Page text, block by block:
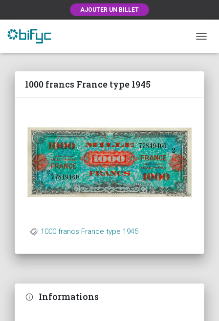
AJOUTER UN BILLET
1000 francs France type 1945
1000 francs France type 1945
Informations